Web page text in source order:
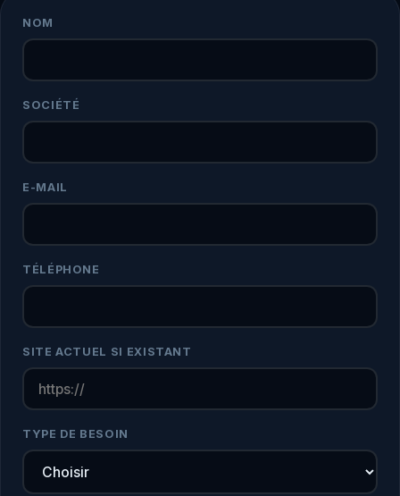
NOM
SOCIÉTÉ
E-MAIL
TÉLÉPHONE
SITE ACTUEL SI EXISTANT
TYPE DE BESOIN